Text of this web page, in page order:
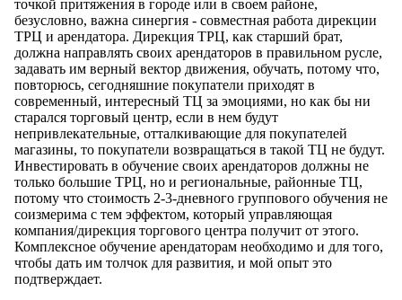
точкой притяжения в городе или в своем районе,
безусловно, важна синергия - совместная работа дирекции
ТРЦ и арендатора. Дирекция ТРЦ, как старший брат,
должна направлять своих арендаторов в правильном русле,
задавать им верный вектор движения, обучать, потому что,
повторюсь, сегодняшние покупатели приходят в
современный, интересный ТЦ за эмоциями, но как бы ни
старался торговый центр, если в нем будут
непривлекательные, отталкивающие для покупателей
магазины, то покупатели возвращаться в такой ТЦ не будут.
Инвестировать в обучение своих арендаторов должны не
только большие ТРЦ, но и региональные, районные ТЦ,
потому что стоимость 2-3-дневного группового обучения не
соизмерима с тем эффектом, который управляющая
компания/дирекция торгового центра получит от этого.
Комплексное обучение арендаторам необходимо и для того,
чтобы дать им толчок для развития, и мой опыт это
подтверждает.